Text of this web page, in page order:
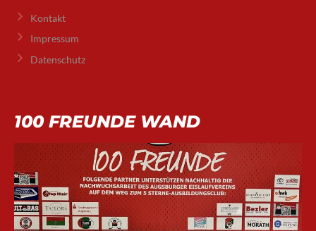
Kontakt
Impressum
Datenschutz
100 FREUNDE WAND